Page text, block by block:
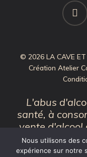
facebook
© 2026 LA CAVE
Création Atelier
L'abus
santé, à
vente d'alcool
de
Nous utilisons des
expérience sur notre